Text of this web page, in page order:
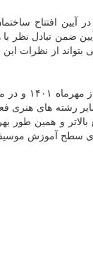
آیین افتتاح
ضمن تبادل نظر
بتواند از نظرات
او با
رشته های
بالاتر و همین
سطح آموزش